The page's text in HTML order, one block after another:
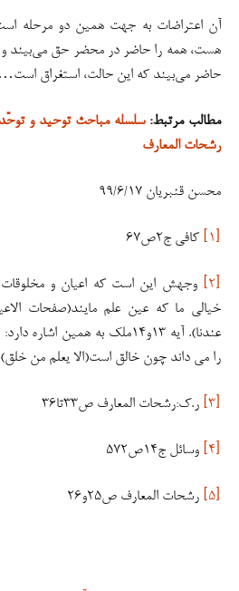
آن اعتراضات به جهت همین دو مرحله
هست، همه را حاضر در محضر حق می‌بیند و
حاضر می‌بیند که این حالت، استغراق است…
مطالب مرتبط:سلسله مباحث توحید و
رشحات المعارف
محسن قنبریان ۹۹/۶/۱۷
[۱] کافی ج۲ص۶۷
[۲]
وجهش این است که اعیان و
خیالی ما که عین علم مایند(صفحات
عندنا). آیه ۱۳و۱۴ملک به همین
را می داند چون خالق است(الا یعلم من
[۳] ر.ک:رشحات المعارف ص۳۳تا۳۶
[۴] وسائل ج۱۴ص۵۷۲
[۵] رشحات المعارف ص۲۵و۲۶